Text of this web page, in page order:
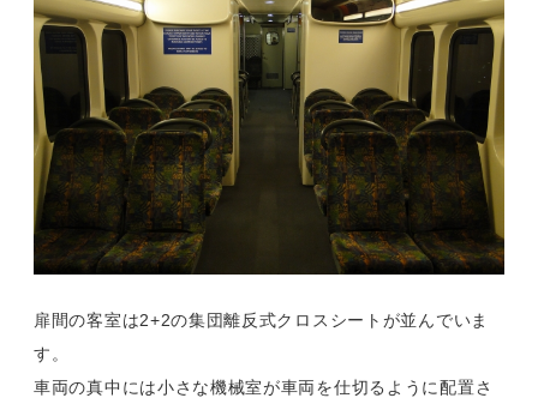
扉間の客室は2+2の集団離反式クロスシートが並んでいま
す。
車両の真中には小さな機械室が車両を仕切るように配置さ